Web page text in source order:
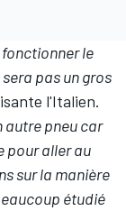
fonctionner le
pas un gros
l'Italien.
autre pneu car
pour aller au
sur la manière
étudié